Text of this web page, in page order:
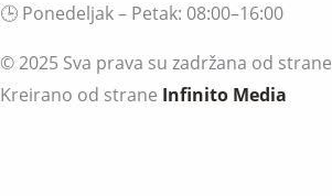
🕒 Ponedeljak – Petak: 08:00–16:00
© 2025 Sva prava su zadržana od strane
Kreirano od strane Infinito Media